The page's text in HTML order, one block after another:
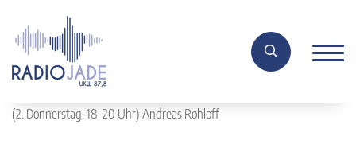
(2. Donnerstag, 18-20 Uhr) Andreas Rohloff